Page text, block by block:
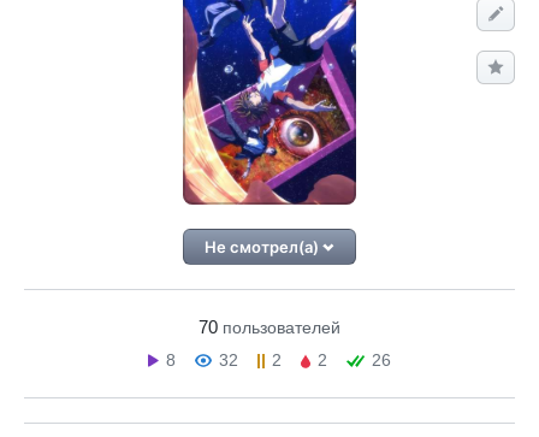
Не смотрел(а)
70 пользователей
8
32 2 2 26